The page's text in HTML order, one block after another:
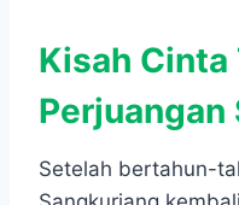
Kisah Cinta
Perjuangan
Setelah bertahun-